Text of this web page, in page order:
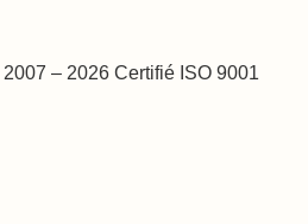
2007 – 2026 Certifié ISO 9001